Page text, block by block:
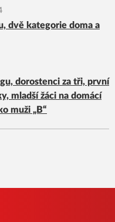
dvě kategorie doma a
dorostenci za tři, první
mladší žáci na domácí
muži „B“